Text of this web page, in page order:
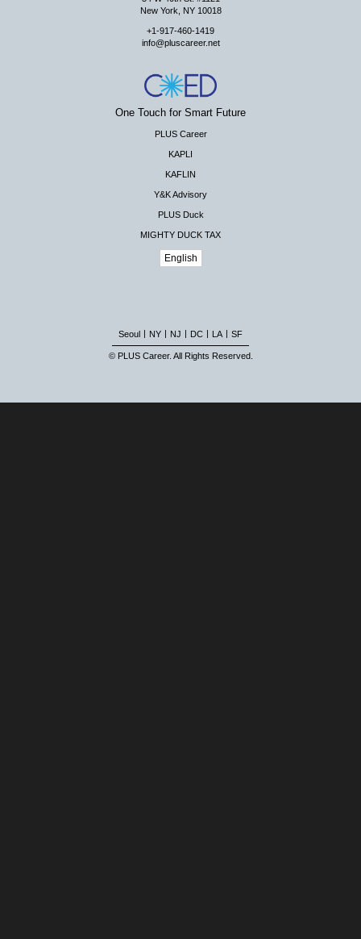
New York, NY 10018
+1-917-460-1419
info@pluscareer.net
One Touch for Smart Future
PLUS Career
KAPLI
KAFLIN
Y&K Advisory
PLUS Duck
MIGHTY DUCK TAX
English
Seoul NY NJ DC LA SF
© PLUS Career. All Rights Reserved.